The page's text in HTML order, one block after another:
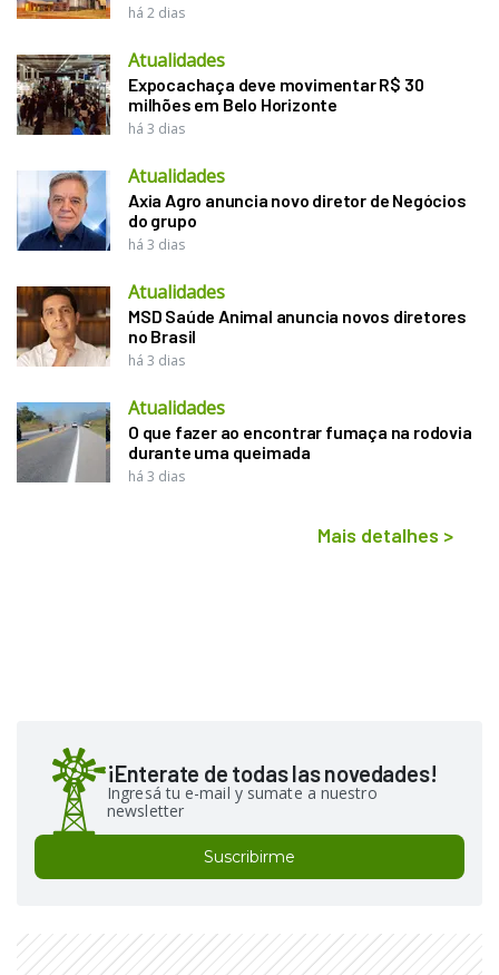
há 2 dias
Atualidades
Expocachaça deve movimentar R$ 30
milhões em Belo Horizonte
há 3 dias
Atualidades
Axia Agro anuncia novo diretor de Negócios
do grupo
há 3 dias
Atualidades
MSD Saúde Animal anuncia novos diretores
no Brasil
há 3 dias
Atualidades
O que fazer ao encontrar fumaça na rodovia
durante uma queimada
há 3 dias
Mais detalhes >
¡Enterate de todas las novedades!
Ingresá tu e-mail y sumate a nuestro
newsletter
Suscribirme